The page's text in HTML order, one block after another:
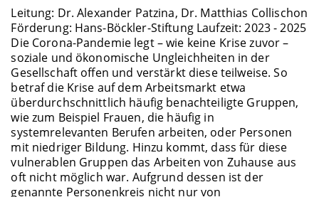
Leitung: Dr. Alexander Patzina, Dr. Matthias Collischon
Förderung: Hans-Böckler-Stiftung Laufzeit: 2023 - 2025
Die Corona-Pandemie legt – wie keine Krise zuvor –
soziale und ökonomische Ungleichheiten in der
Gesellschaft offen und verstärkt diese teilweise. So
betraf die Krise auf dem Arbeitsmarkt etwa
überdurchschnittlich häufig benachteiligte Gruppen,
wie zum Beispiel Frauen, die häufig in
systemrelevanten Berufen arbeiten, oder Personen
mit niedriger Bildung. Hinzu kommt, dass für diese
vulnerablen Gruppen das Arbeiten von Zuhause aus
oft nicht möglich war. Aufgrund dessen ist der
genannte Personenkreis nicht nur von